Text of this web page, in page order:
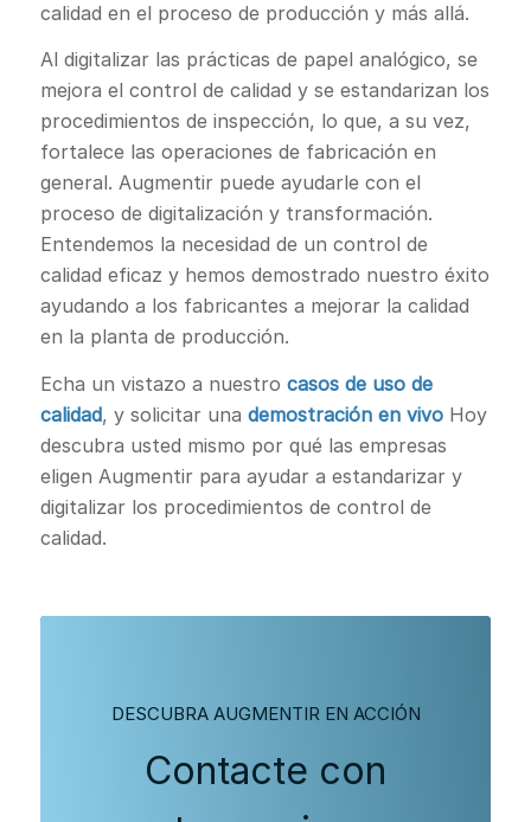
calidad en el proceso de producción y más allá.
Al digitalizar las prácticas de papel analógico, se
mejora el control de calidad y se estandarizan los
procedimientos de inspección, lo que, a su vez,
fortalece las operaciones de fabricación en
general. Augmentir puede ayudarle con el
proceso de digitalización y transformación.
Entendemos la necesidad de un control de
calidad eficaz y hemos demostrado nuestro éxito
ayudando a los fabricantes a mejorar la calidad
en la planta de producción.
Echa un vistazo a nuestro casos de uso de
calidad, y solicitar una demostración en vivoHoy
descubra usted mismo por qué las empresas
eligen Augmentir para ayudar a estandarizar y
digitalizar los procedimientos de control de
calidad.
DESCUBRA AUGMENTIR EN ACCIÓN
Contacte con